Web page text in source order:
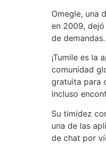
Omegle, una
en 2009,
de demandas.
¡Tumile es la
comunidad
gratuita para
incluso
Su timidez
una de las
de chat por